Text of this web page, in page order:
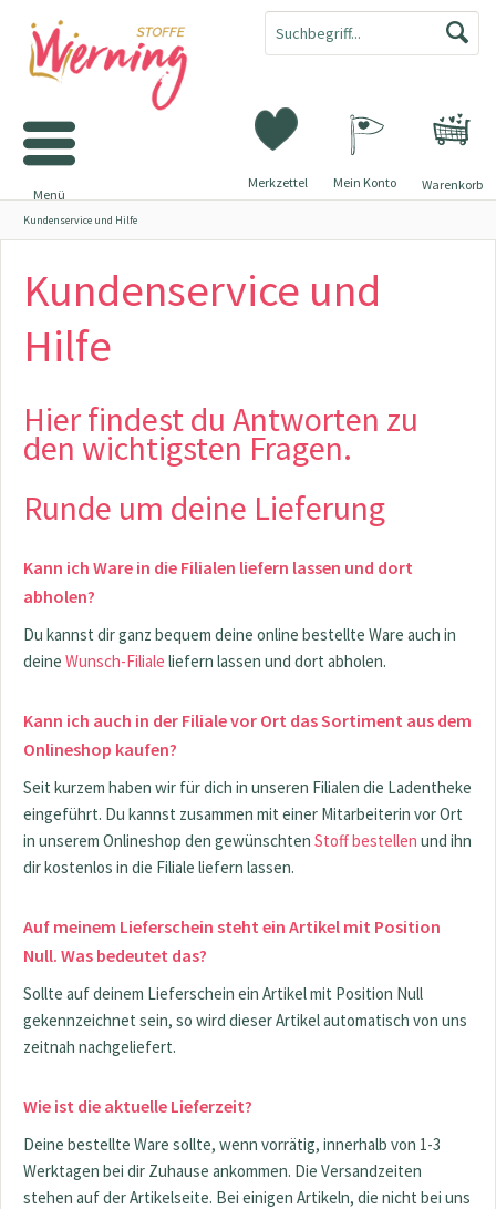
Warenkorb
Merkzettel Mein Konto
Menü
Kundenservice und Hilfe
Kundenservice und
Hilfe
Hier findest du Antworten zu
den wichtigsten Fragen.
Runde um deine Lieferung
Kann ich Ware in die Filialen liefern lassen und dort
abholen?
Du kannst dir ganz bequem deine online bestellte Ware auch in
deine Wunsch-Filiale liefern lassen und dort abholen.
Kann ich auch in der Filiale vor Ort das Sortiment aus dem
Onlineshop kaufen?
Seit kurzem haben wir für dich in unseren Filialen die Ladentheke
eingeführt. Du kannst zusammen mit einer Mitarbeiterin vor Ort
in unserem Onlineshop den gewünschten Stoff bestellen und ihn
dir kostenlos in die Filiale liefern lassen.
Auf meinem Lieferschein steht ein Artikel mit Position
Null. Was bedeutet das?
Sollte auf deinem Lieferschein ein Artikel mit Position Null
gekennzeichnet sein, so wird dieser Artikel automatisch von uns
zeitnah nachgeliefert.
Wie ist die aktuelle Lieferzeit?
Deine bestellte Ware sollte, wenn vorrätig, innerhalb von 1-3
Werktagen bei dir Zuhause ankommen. Die Versandzeiten
stehen auf der Artikelseite. Bei einigen Artikeln, die nicht bei uns